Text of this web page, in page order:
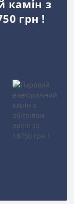
камін з
грн !